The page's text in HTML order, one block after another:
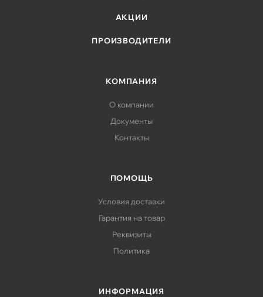
АКЦИИ
ПРОИЗВОДИТЕЛИ
КОМПАНИЯ
О компании
Документы
Контакты
ПОМОЩЬ
Условия доставки
Гарантия на товар
Реквизиты
Политика
ИНФОРМАЦИЯ